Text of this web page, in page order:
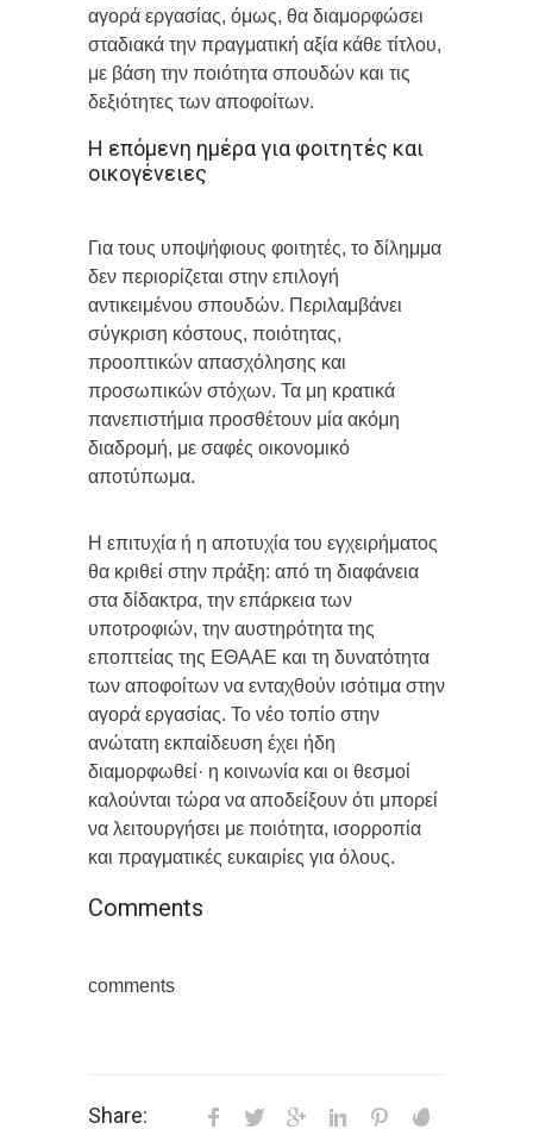
αγορά εργασίας, όμως, θα διαμορφώσει
σταδιακά την πραγματική αξία κάθε τίτλου,
με βάση την ποιότητα σπουδών και τις
δεξιότητες των αποφοίτων.
Η επόμενη ημέρα για φοιτητές και
οικογένειες
Για τους υποψήφιους φοιτητές, το δίλημμα
δεν περιορίζεται στην επιλογή
αντικειμένου σπουδών. Περιλαμβάνει
σύγκριση κόστους, ποιότητας,
προοπτικών απασχόλησης και
προσωπικών στόχων. Τα μη κρατικά
πανεπιστήμια προσθέτουν μία ακόμη
διαδρομή, με σαφές οικονομικό
αποτύπωμα.
Η επιτυχία ή η αποτυχία του εγχειρήματος
θα κριθεί στην πράξη: από τη διαφάνεια
στα δίδακτρα, την επάρκεια των
υποτροφιών, την αυστηρότητα της
εποπτείας της ΕΘΑΑΕ και τη δυνατότητα
των αποφοίτων να ενταχθούν ισότιμα στην
αγορά εργασίας. Το νέο τοπίο στην
ανώτατη εκπαίδευση έχει ήδη
διαμορφωθεί· η κοινωνία και οι θεσμοί
καλούνται τώρα να αποδείξουν ότι μπορεί
να λειτουργήσει με ποιότητα, ισορροπία
και πραγματικές ευκαιρίες για όλους.
Comments
comments
Share: